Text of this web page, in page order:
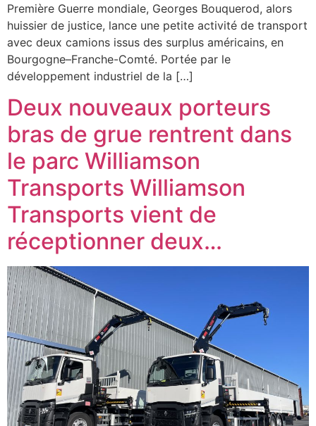
Première Guerre mondiale, Georges Bouquerod, alors
huissier de justice, lance une petite activité de transport
avec deux camions issus des surplus américains, en
Bourgogne–Franche-Comté. Portée par le
développement industriel de la […]
Deux nouveaux porteurs
bras de grue rentrent dans
le parc Williamson
Transports Williamson
Transports vient de
réceptionner deux…